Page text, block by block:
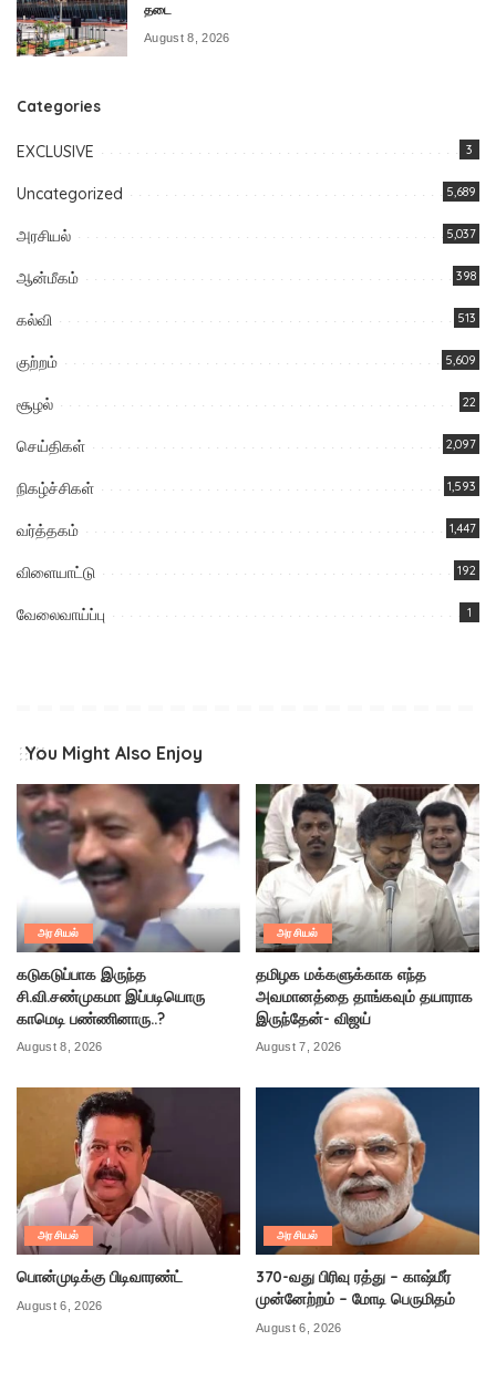
தடை
August 8, 2026
Categories
EXCLUSIVE 3
Uncategorized 5,689
அரசியல் 5,037
ஆன்மீகம் 398
கல்வி 513
குற்றம் 5,609
சூழல் 22
செய்திகள் 2,097
நிகழ்ச்சிகள் 1,593
வர்த்தகம் 1,447
விளையாட்டு 192
வேலைவாய்ப்பு 1
You Might Also Enjoy
அரசியல்
கடுகடுப்பாக இருந்த
சி.வி.சண்முகமா இப்படியொரு
காமெடி பண்ணினாரு..?
August 8, 2026
அரசியல்
தமிழக மக்களுக்காக எந்த
அவமானத்தை தாங்கவும் தயாராக
இருந்தேன்- விஜய்
August 7, 2026
அரசியல்
பொன்முடிக்கு பிடிவாரண்ட்
August 6, 2026
அரசியல்
370-வது பிரிவு ரத்து – காஷ்மீர்
முன்னேற்றம் – மோடி பெருமிதம்
August 6, 2026